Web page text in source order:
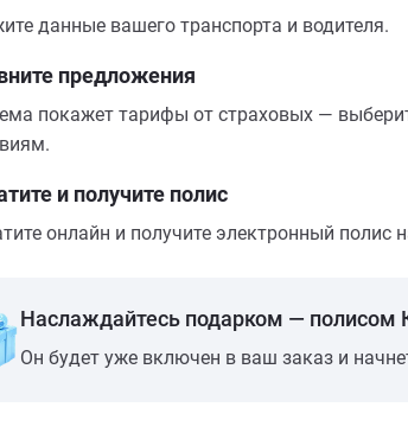
данные вашего транспорта и водителя.
предложения
покажет тарифы от страховых —
и получите полис
онлайн и получите электронный полис
Наслаждайтесь подарком — полисом
Он будет уже включен в ваш заказ и